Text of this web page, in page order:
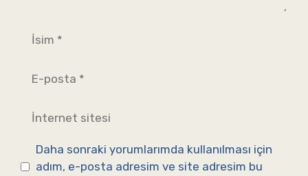
İsim
posta
İnternet
Daha sonraki yorumlarımda kullanılması için
adım, e-posta adresim ve site adresim bu